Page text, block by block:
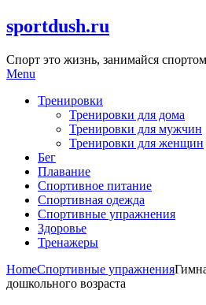
Skip
to
sportdush.ru
Спорт это жизнь, занимайся
Menu
Тренировки
Тренировки для дома
Тренировки для мужчин
Тренировки для женщин
Бег
Плавание
Спортивное питание
Спортивная одежда
Спортивные упражнения
Здоровье
Тренажеры
HomeСпортивные упражнения
дошкольного возраста